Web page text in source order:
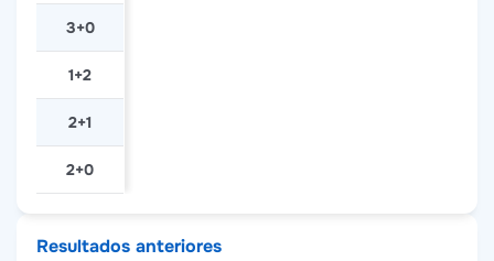
Resultados anteriores
3+0
1+2
2+1
2+0